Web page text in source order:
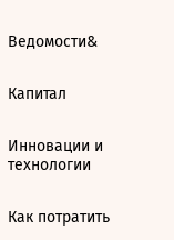
Ведомости&
Капитал
Инновации и
технологии
Как потратить